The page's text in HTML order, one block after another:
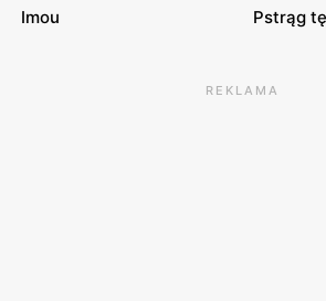
Imou Pstrąg
REKLAMA